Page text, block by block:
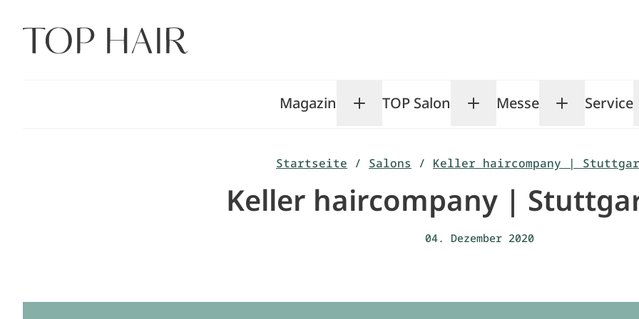
Inhalt
springen
Magazin Toggle Magazin submenu
TOP Salon Toggle TOP Salon
Messe ToggleService
Startseite / Salons / Keller haircompany |
Keller haircompany |
04. Dezember 2020